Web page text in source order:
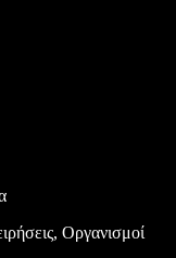
Οργανισμοί